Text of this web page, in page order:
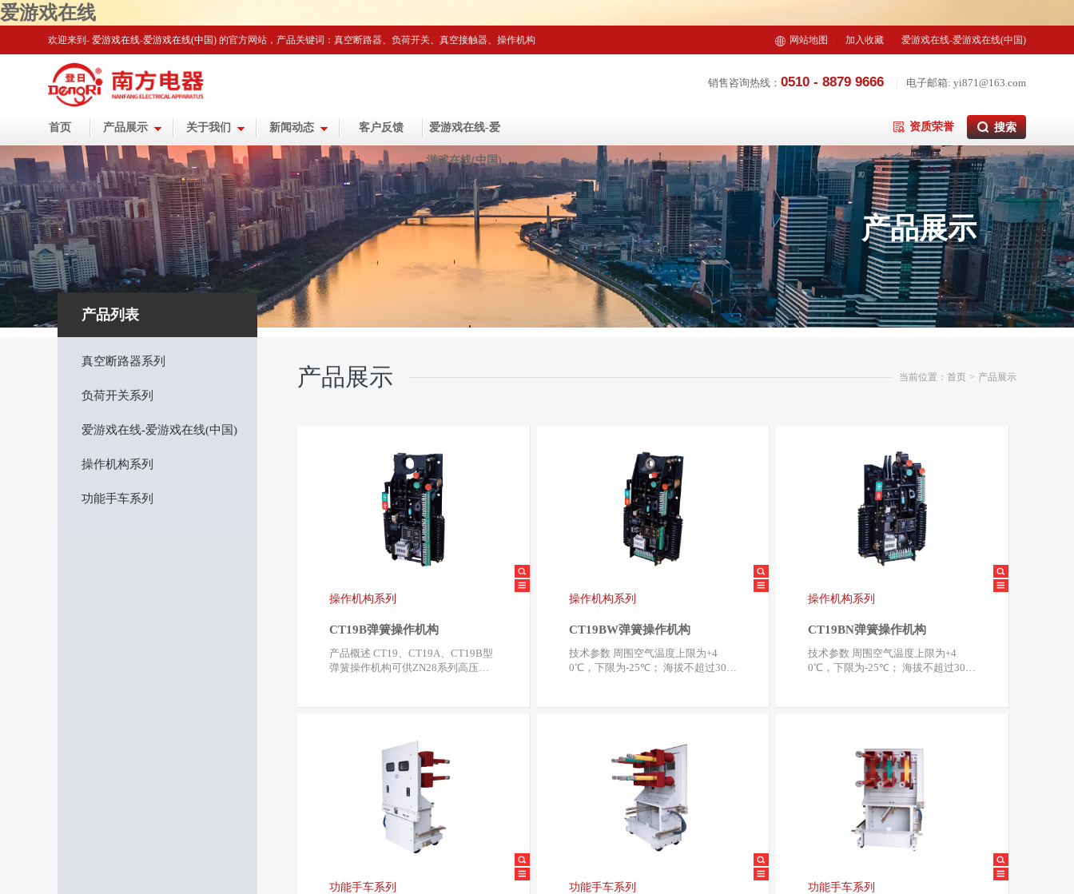
爱游戏在线
欢迎来到- 爱游戏在线-爱游戏在线(中国) 的官方网站 ，产品关键词：真空断路器、负荷开关、真空接触器、操作机构 网站地图 加入收藏 爱游戏在线-爱游戏在线(中国)
销售咨询热线： 0510 - 8879 9666 电子邮箱: yi871@163.com
首页 产品展示 关于我们 新闻动态 客户反馈 爱游戏在线-爱
游戏在线(中国)
资质荣誉
产品展示
产品列表
真空断路器系列
负荷开关系列
爱游戏在线-爱游戏在线(中国)
操作机构系列
功能手车系列
产品展示 当前位置：首页 > 产品展示
操作机构系列
CT19B弹簧操作机构
产品概述 CT19、CT19A、CT19B型
弹簧操作机构可供ZN28系列高压真
操作机构系列
CT19BW弹簧操作机构
技术参数 周围空气温度上限为+4
0℃，下限为-25℃； 海拔不超过300
操作机构系列
CT19BN弹簧操作机构
技术参数 周围空气温度上限为+4
0℃，下限为-25℃； 海拔不超过300
功能手车系列 功能手车系列 功能手车系列